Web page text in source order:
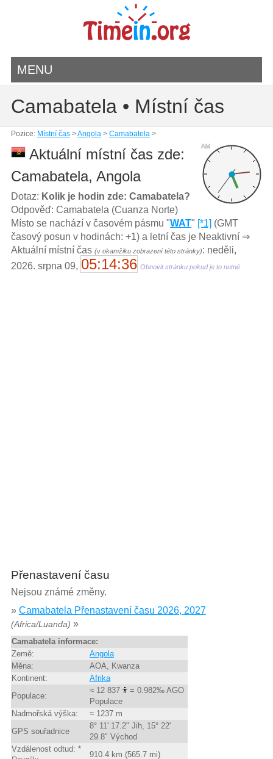
MENU
Camabatela • Místní čas
Pozice: Místní čas>Angola> Camabatela>
AM
Aktuální místní čas zde:
Camabatela, Angola
Dotaz: Kolik je hodin zde: Camabatela?
Odpověď: Camabatela (Cuanza Norte)
Místo se nachází v časovém pásmu "WAT" [*1] (GMT
časový posun v hodinách: +1) a letní čas je Neaktivní ⇒
Aktuální místní čas (v okamžiku zobrazení této stránky): neděli,
2026. srpna 09, 05:14:36 Obnovit stránku pokud je to nutné
Přenastavení času
Nejsou známé změny.
» Camabatela Přenastavení času 2026, 2027
(Africa/Luanda) »
Camabatela informace:
Země:
Angola
Měna:
AOA, Kwanza
Kontinent:
Afrika
Populace:
≈ 12 837
= 0.982‰ AGO
Populace
Nadmořská výška:
≈ 1237 m
GPS souřadnice
8° 11' 17.2" Jih, 15° 22'
29.8" Východ
Vzdálenost odtud: *
910.4 km (565.7 mi)